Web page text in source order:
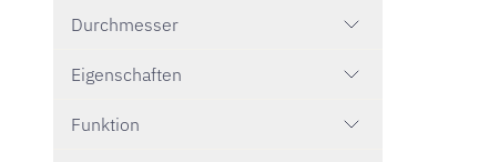
Durchmesser
Eigenschaften
Funktion